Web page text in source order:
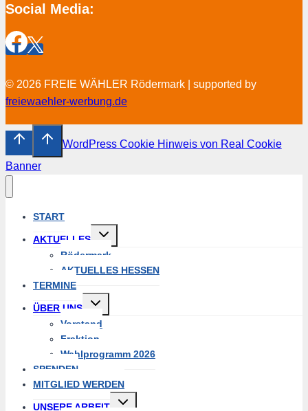
Social Media:
© 2026 FREIE WÄHLER Rödermark | supported by
freiewaehler-werbung.de
WordPress Cookie Hinweis von Real Cookie
Banner
START
AKTUELLES
Untermenü
Rödermark
AKTUELLES HESSEN
TERMINE
ÜBER UNS
Untermenü
Vorstand
Fraktion
Wahlprogramm 2026
SPENDEN
MITGLIED WERDEN
UNSERE ARBEIT
Untermenü
umschalten